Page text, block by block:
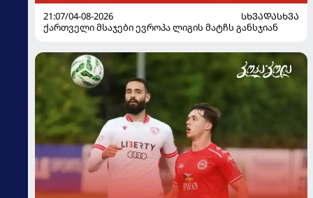
21:07/04-08-2026
ᲡᲮᲕᲐᲓᲐᲡᲮᲕᲐ
ქართველი მსაჯები ევროპა ლიგის მატჩს განსჯიან